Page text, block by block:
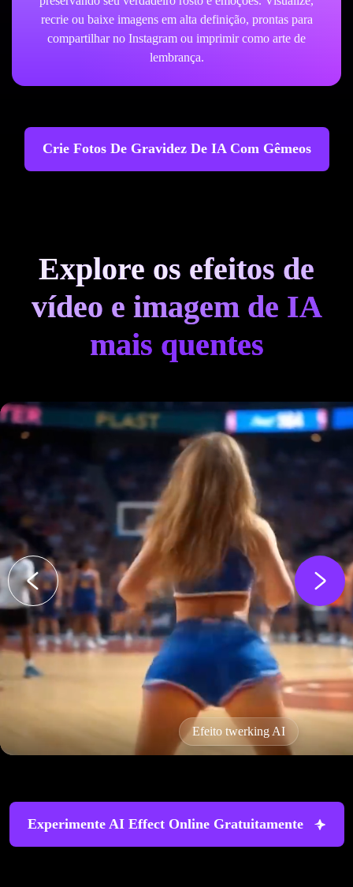
recrie ou baixe imagens em alta definição, prontas para
compartilhar no Instagram ou imprimir como arte de
lembrança.
Crie Fotos De Gravidez De IA Com Gêmeos
Explore os efeitos de
vídeo e imagem de IA
mais quentes
Filtro de idade AI
Experimente AI Effect Online Gratuitamente